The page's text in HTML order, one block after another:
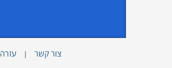
צור קשר | עזרה